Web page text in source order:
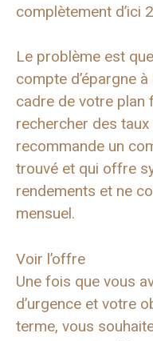
complètement d’ici
Le problème est
compte d’épargne
cadre de votre plan
rechercher des
recommande un
trouvé et qui offre
rendements et ne
mensuel.
Voir l’offre
Une fois que vous
d’urgence et votre
terme, vous